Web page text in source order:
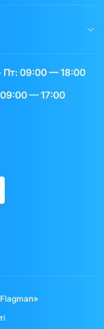
Пт: 09:00 — 18:00
— 17:00